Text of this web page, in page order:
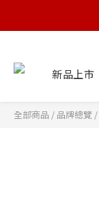
新品上市
全部商品 / 品牌總覽 /